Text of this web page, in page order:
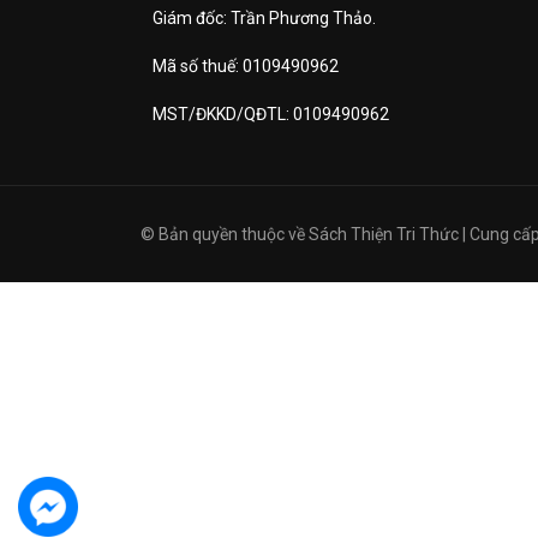
Giám đốc: Trần Phương Thảo.
Mã số thuế: 0109490962
MST/ĐKKD/QĐTL: 0109490962
© Bản quyền thuộc vềSách Thiện Tri Thức Cung